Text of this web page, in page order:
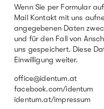
Wenn Sie per Formular
MailKontakt mit uns
angegebenen Daten
und für den Fall von
uns gespeichert. Diese
Einwilligung weiter.
office@identum.at
facebook.com/identum
identum.at/impressum